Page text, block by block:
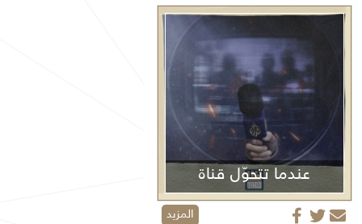
عندما تتحوّل قناة
الجزيرة من منبر إعلامي إلى منصة دعائية
المزيد